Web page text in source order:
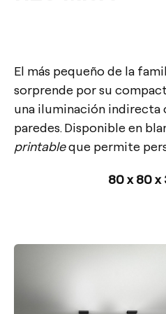
El más pequeño de la
sorprende por su
una iluminación indirecta
paredes. Disponible en
printableque permite
80 x 80 x